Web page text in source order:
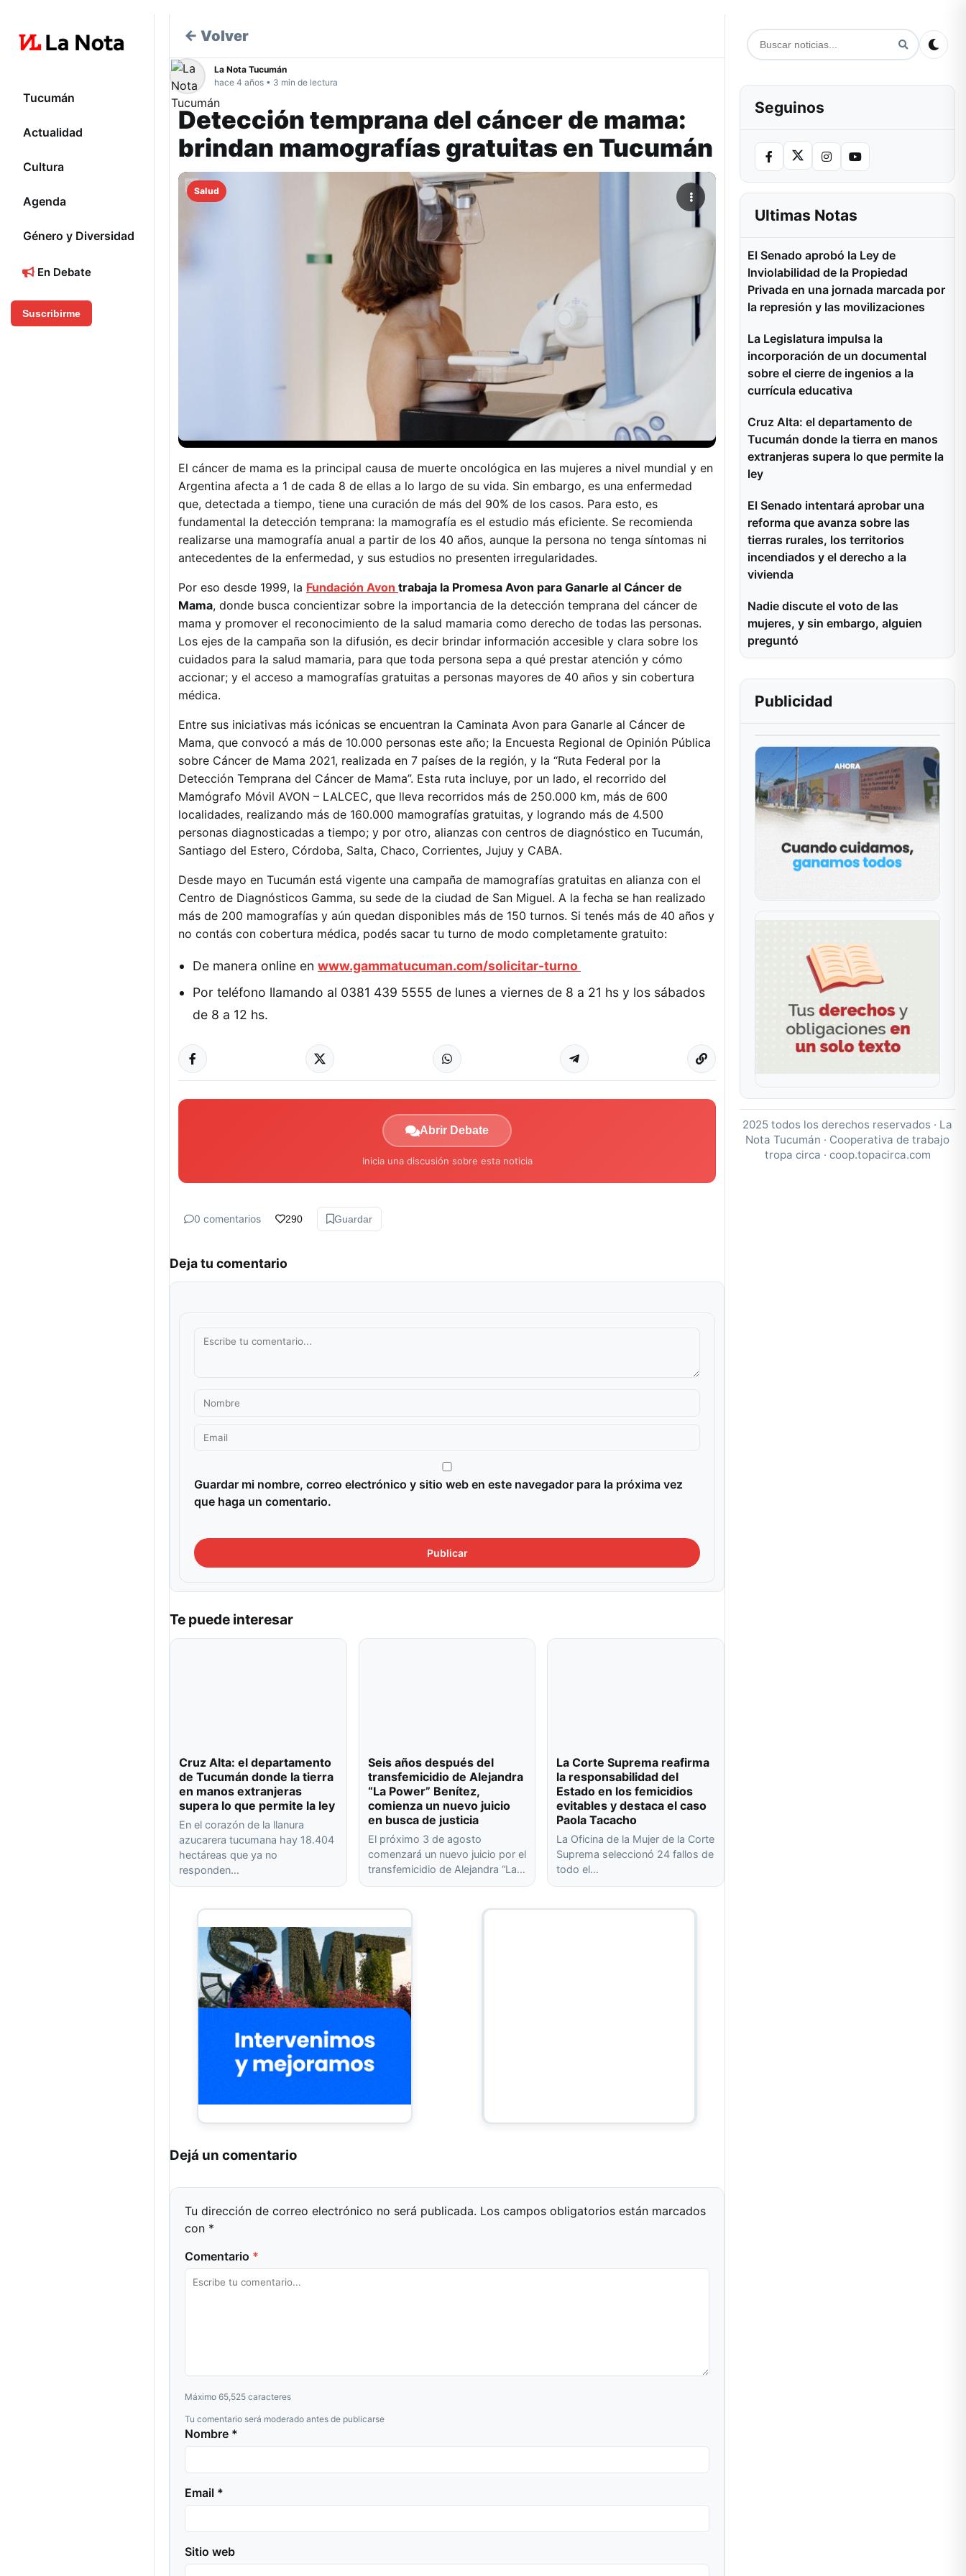
Tucumán
Actualidad
Cultura
Agenda
Género y Diversidad
En Debate
Suscribirme
← Volver
La Nota Tucumán
hace 4 años • 3 min de lectura
Detección temprana del cáncer de mama:
brindan mamografías gratuitas en Tucumán
Salud
El cáncer de mama es la principal causa de muerte oncológica en las mujeres a nivel mundial y en
Argentina afecta a 1 de cada 8 de ellas a lo largo de su vida. Sin embargo, es una enfermedad
que, detectada a tiempo, tiene una curación de más del 90% de los casos. Para esto, es
fundamental la detección temprana: la mamografía es el estudio más eficiente. Se recomienda
realizarse una mamografía anual a partir de los 40 años, aunque la persona no tenga síntomas ni
antecedentes de la enfermedad, y sus estudios no presenten irregularidades.
Por eso desde 1999, la Fundación Avon trabaja la Promesa Avon para Ganarle al Cáncer de
Mama, donde busca concientizar sobre la importancia de la detección temprana del cáncer de
mama y promover el reconocimiento de la salud mamaria como derecho de todas las personas.
Los ejes de la campaña son la difusión, es decir brindar información accesible y clara sobre los
cuidados para la salud mamaria, para que toda persona sepa a qué prestar atención y cómo
accionar; y el acceso a mamografías gratuitas a personas mayores de 40 años y sin cobertura
médica.
Entre sus iniciativas más icónicas se encuentran la Caminata Avon para Ganarle al Cáncer de
Mama, que convocó a más de 10.000 personas este año; la Encuesta Regional de Opinión Pública
sobre Cáncer de Mama 2021, realizada en 7 países de la región, y la “Ruta Federal por la
Detección Temprana del Cáncer de Mama”. Esta ruta incluye, por un lado, el recorrido del
Mamógrafo Móvil AVON – LALCEC, que lleva recorridos más de 250.000 km, más de 600
localidades, realizando más de 160.000 mamografías gratuitas, y logrando más de 4.500
personas diagnosticadas a tiempo; y por otro, alianzas con centros de diagnóstico en Tucumán,
Santiago del Estero, Córdoba, Salta, Chaco, Corrientes, Jujuy y CABA.
Desde mayo en Tucumán está vigente una campaña de mamografías gratuitas en alianza con el
Centro de Diagnósticos Gamma, su sede de la ciudad de San Miguel. A la fecha se han realizado
más de 200 mamografías y aún quedan disponibles más de 150 turnos. Si tenés más de 40 años y
no contás con cobertura médica, podés sacar tu turno de modo completamente gratuito:
De manera online en www.gammatucuman.com/solicitar-turno
Por teléfono llamando al 0381 439 5555 de lunes a viernes de 8 a 21 hs y los sábados
de 8 a 12 hs.
Abrir Debate
Inicia una discusión sobre esta noticia
0 comentarios 290 Guardar
Deja tu comentario
Guardar mi nombre, correo electrónico y sitio web en este navegador para la próxima vez
que haga un comentario.
Te puede interesar
Cruz Alta: el departamento
de Tucumán donde la tierra
en manos extranjeras
supera lo que permite la ley
En el corazón de la llanura
azucarera tucumana hay 18.404
hectáreas que ya no
responden…
Seis años después del
transfemicidio de Alejandra
“La Power” Benítez,
comienza un nuevo juicio
en busca de justicia
El próximo 3 de agosto
comenzará un nuevo juicio por el
transfemicidio de Alejandra “La…
La Corte Suprema reafirma
la responsabilidad del
Estado en los femicidios
evitables y destaca el caso
Paola Tacacho
La Oficina de la Mujer de la Corte
Suprema seleccionó 24 fallos de
todo el…
Dejá un comentario
Tu dirección de correo electrónico no será publicada. Los campos obligatorios están marcados
con *
Comentario *
Máximo 65,525 caracteres
Tu comentario será moderado antes de publicarse
Nombre *
Email *
Sitio web
Seguinos
Ultimas Notas
El Senado aprobó la Ley de
Inviolabilidad de la Propiedad
Privada en una jornada marcada por
la represión y las movilizaciones
La Legislatura impulsa la
incorporación de un documental
sobre el cierre de ingenios a la
currícula educativa
Cruz Alta: el departamento de
Tucumán donde la tierra en manos
extranjeras supera lo que permite la
ley
El Senado intentará aprobar una
reforma que avanza sobre las
tierras rurales, los territorios
incendiados y el derecho a la
vivienda
Nadie discute el voto de las
mujeres, y sin embargo, alguien
preguntó
Publicidad
2025 todos los derechos reservados · La
Nota Tucumán · Cooperativa de trabajo
tropa circa · coop.topacirca.com